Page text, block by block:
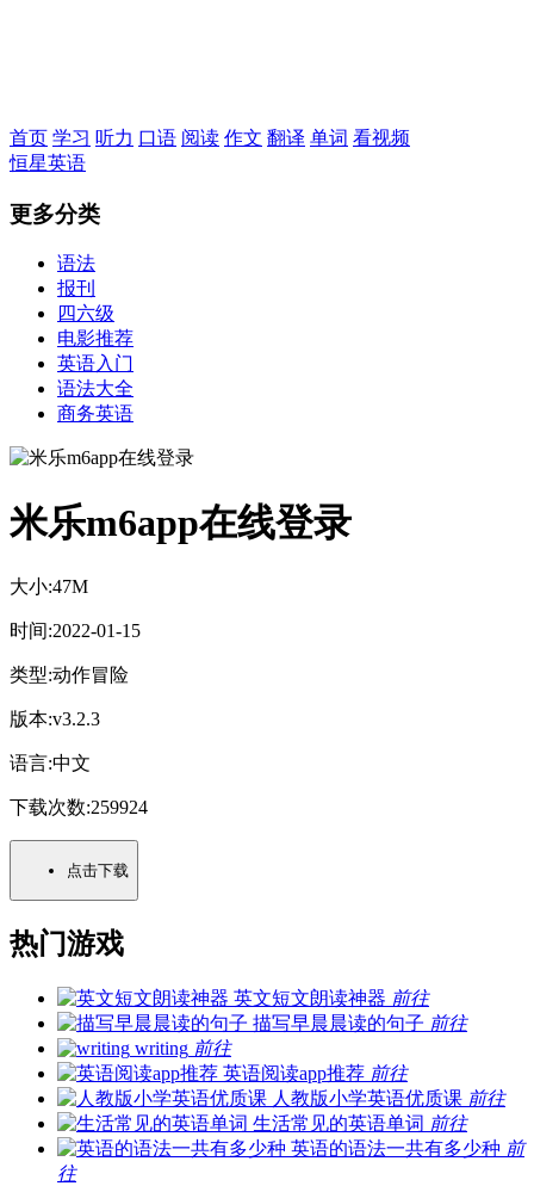
首页 学习 听力 口语 阅读 作文 翻译 单词 看视频
恒星英语
更多分类
语法
报刊
四六级
电影推荐
英语入门
语法大全
商务英语
米乐m6app在线登录
大小:47M
时间:2022-01-15
类型:动作冒险
版本:v3.2.3
语言:中文
下载次数:259924
点击下载
热门游戏
英文短文朗读神器 前往
描写早晨晨读的句子 前往
writing 前往
英语阅读app推荐 前往
人教版小学英语优质课 前往
生活常见的英语单词 前往
英语的语法一共有多少种 前
往